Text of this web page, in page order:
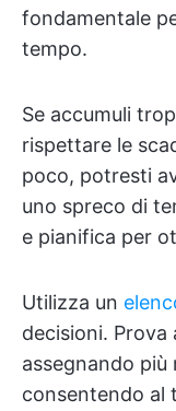
fondamentale
tempo.
Se accumuli
rispettare le
poco, potresti
uno spreco di
e pianifica per
Utilizza un
decisioni. Prova
assegnando più
consentendo al